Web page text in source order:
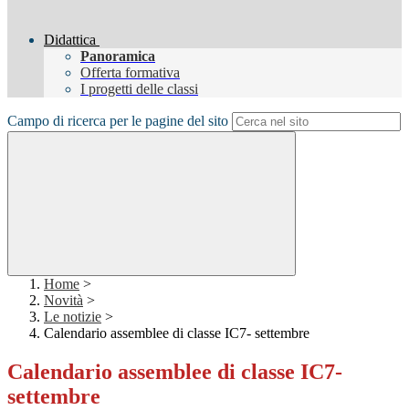
Didattica
Panoramica
Offerta formativa
I progetti delle classi
Campo di ricerca per le pagine del sito
Home >
Novità >
Le notizie >
Calendario assemblee di classe IC7- settembre
Calendario assemblee di classe IC7-
settembre